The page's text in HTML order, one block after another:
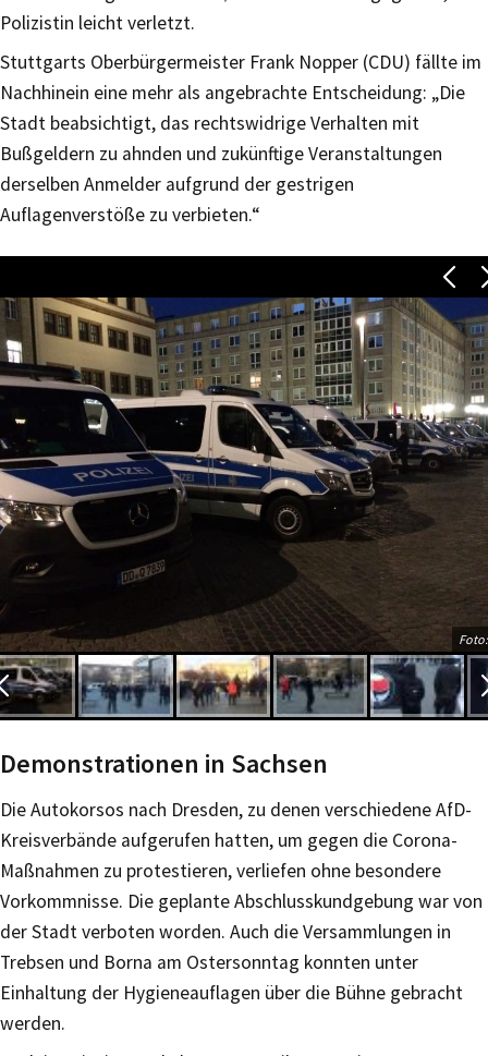
Polizistin leicht verletzt.
Stuttgarts Oberbürgermeister Frank Nopper (CDU) fällte im
Nachhinein eine mehr als angebrachte Entscheidung: „Die
Stadt beabsichtigt, das rechtswidrige Verhalten mit
Bußgeldern zu ahnden und zukünftige Veranstaltungen
derselben Anmelder aufgrund der gestrigen
Auflagenverstöße zu verbieten.“
Demonstrationen in Sachsen
Die Autokorsos nach Dresden, zu denen verschiedene AfD-
Kreisverbände aufgerufen hatten, um gegen die Corona-
Maßnahmen zu protestieren, verliefen ohne besondere
Vorkommnisse. Die geplante Abschlusskundgebung war von
der Stadt verboten worden. Auch die Versammlungen in
Trebsen und Borna am Ostersonntag konnten unter
Einhaltung der Hygieneauflagen über die Bühne gebracht
werden.